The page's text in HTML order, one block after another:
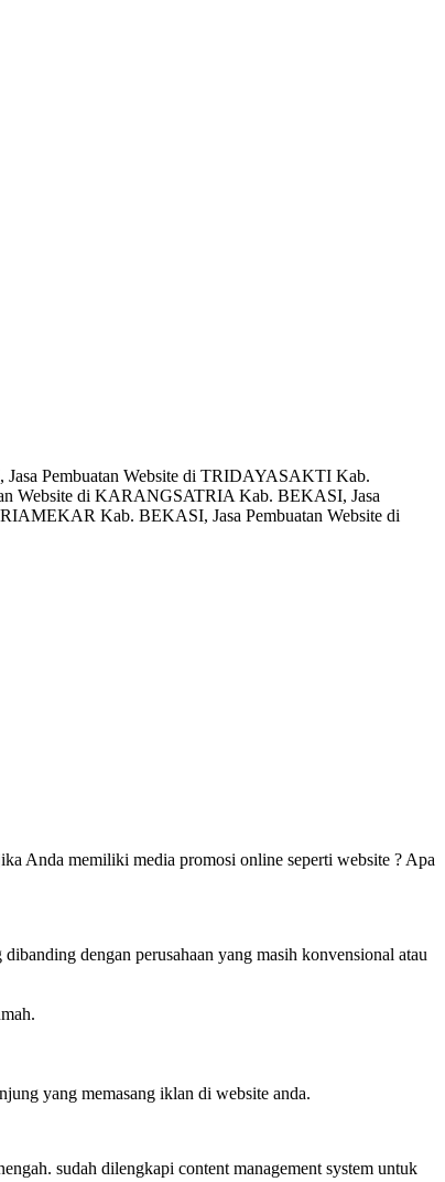
Pembuatan Website di TRIDAYASAKTI Kab.
Website di KARANGSATRIA Kab. BEKASI, Jasa
Kab. BEKASI, Jasa Pembuatan Website di
Anda memiliki media promosi online seperti website ? Apa
dengan perusahaan yang masih konvensional atau
yang memasang iklan di website anda.
sudah dilengkapi content management system untuk